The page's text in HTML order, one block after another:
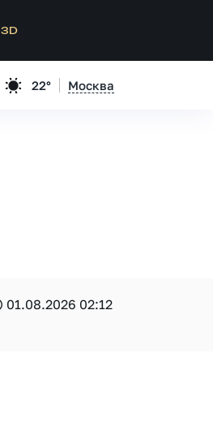
3D
22° Москва
01.08.2026 02:12